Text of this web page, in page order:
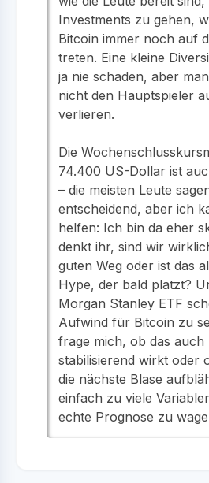
Investments zu gehen,
Bitcoin immer noch auf
treten. Eine kleine
ja nie schaden, aber
nicht den Hauptspieler
verlieren.
Die
74.400 US-Dollar ist
– die meisten Leute
entscheidend, aber ich
helfen: Ich bin da eher
denkt ihr, sind wir
guten Weg oder ist das
Hype, der bald platzt?
Morgan Stanley ETF
Aufwind für Bitcoin zu
frage mich, ob das auch
stabilisierend wirkt oder
die nächste Blase
einfach zu viele
echte Prognose zu